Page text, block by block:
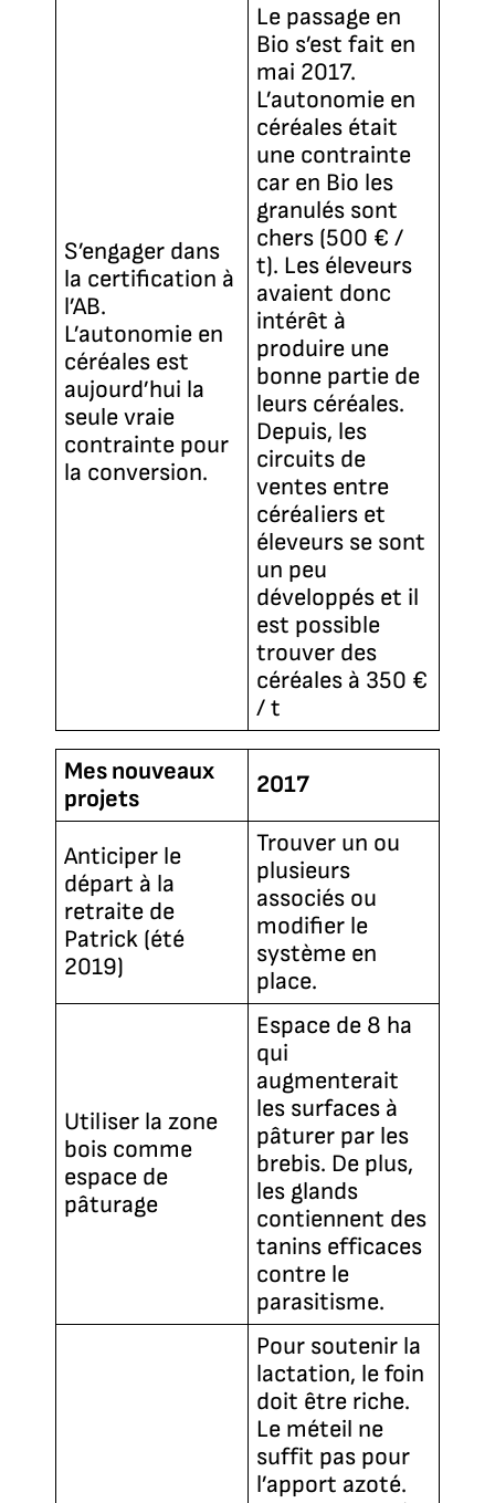
S’engager dans
la certification à
l’AB.
L’autonomie en
céréales est
aujourd’hui la
seule vraie
contrainte pour
la conversion.
Le passage en
Bio s’est fait en
mai 2017.
L’autonomie en
céréales était
une contrainte
car en Bio les
granulés sont
chers (500 € /
t). Les éleveurs
avaient donc
intérêt à
produire une
bonne partie de
leurs céréales.
Depuis, les
circuits de
ventes entre
céréaliers et
éleveurs se sont
un peu
développés et il
est possible
trouver des
céréales à 350 €
/ t
Mes nouveaux
projets
2017
Anticiper le
départ à la
retraite de
Patrick (été
2019)
Trouver un ou
plusieurs
associés ou
modifier le
système en
place.
Utiliser la zone
bois comme
espace de
pâturage
Espace de 8 ha
qui
augmenterait
les surfaces à
pâturer par les
brebis. De plus,
les glands
contiennent des
tanins efficaces
contre le
parasitisme.
Pour soutenir la
lactation, le foin
doit être riche.
Le méteil ne
suffit pas pour
l’apport azoté.